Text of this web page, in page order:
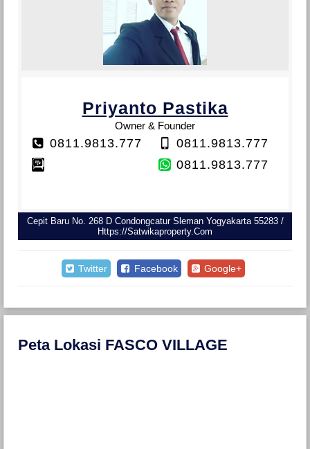
Priyanto Pastika
Owner & Founder
0811.9813.777
0811.9813.777
0811.9813.777
Cepit Baru No. 268 D Condongcatur Sleman Yogyakarta 55283 /
Https://satwikaproperty.com
Twitter Facebook Google+
Peta Lokasi FASCO VILLAGE